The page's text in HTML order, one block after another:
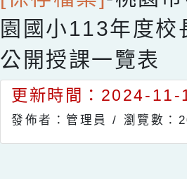
園國小113年度校
公開授課一覽表
更新時間：2024-
發佈者：管理員 / 瀏覽數：